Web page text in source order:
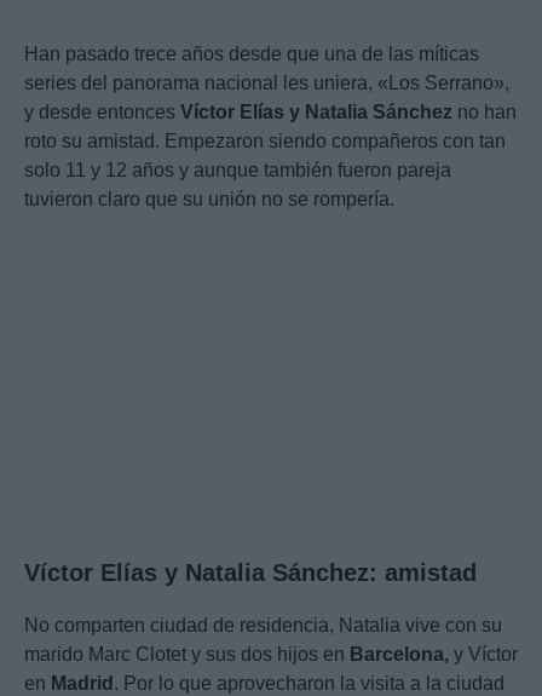
Han pasado trece años desde que una de las míticas
series del panorama nacional les uniera, «Los Serrano»,
y desde entonces Víctor Elías y Natalia Sánchez no han
roto su amistad. Empezaron siendo compañeros con tan
solo 11 y 12 años y aunque también fueron pareja
tuvieron claro que su unión no se rompería.
Víctor Elías y Natalia Sánchez: amistad
No comparten ciudad de residencia, Natalia vive con su
marido Marc Clotet y sus dos hijos en Barcelona, y Víctor
en Madrid . Por lo que aprovecharon la visita a la ciudad